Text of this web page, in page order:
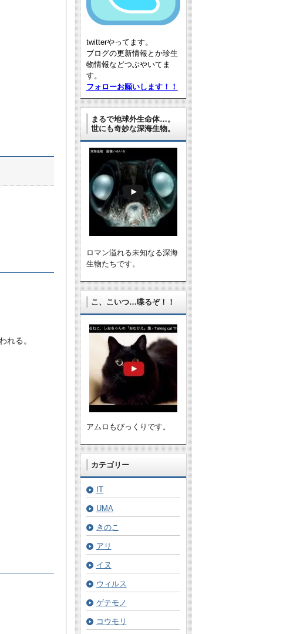
れる。
twitterやってます。
ブログの更新情報とか珍生
物情報などつぶやいてま
す。
フォローお願いします！！
まるで地球外生命体…。
世にも奇妙な深海生物。
ロマン溢れる未知なる深海
生物たちです。
こ、こいつ…喋るぞ！！
アムロもびっくりです。
カテゴリー
IT
UMA
きのこ
アリ
イヌ
ウィルス
ゲテモノ
コウモリ